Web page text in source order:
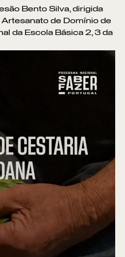
Bento Silva, dirigida
de Domínio de
da Escola Básica 2, 3 da